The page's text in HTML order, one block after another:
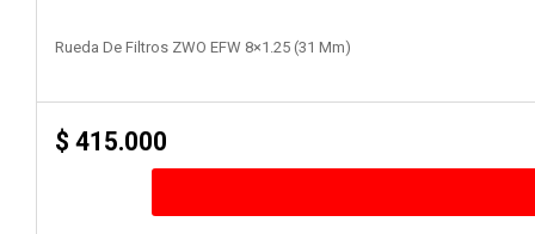
Rueda De Filtros ZWO EFW 8×1.25 (31 Mm)
$ 415.000